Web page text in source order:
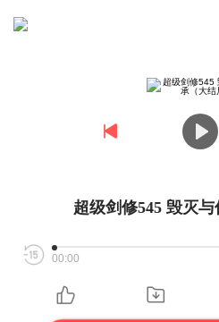
超级剑修545 毁灭与
00:00